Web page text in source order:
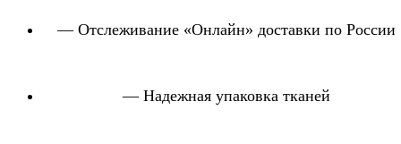
— Отслеживание «Онлайн» доставки по России
— Надежная упаковка тканей